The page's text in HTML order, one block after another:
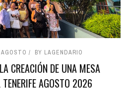
BY LAGENDARIO
CREACIÓN DE UNA MESA
TENERIFE AGOSTO 2026